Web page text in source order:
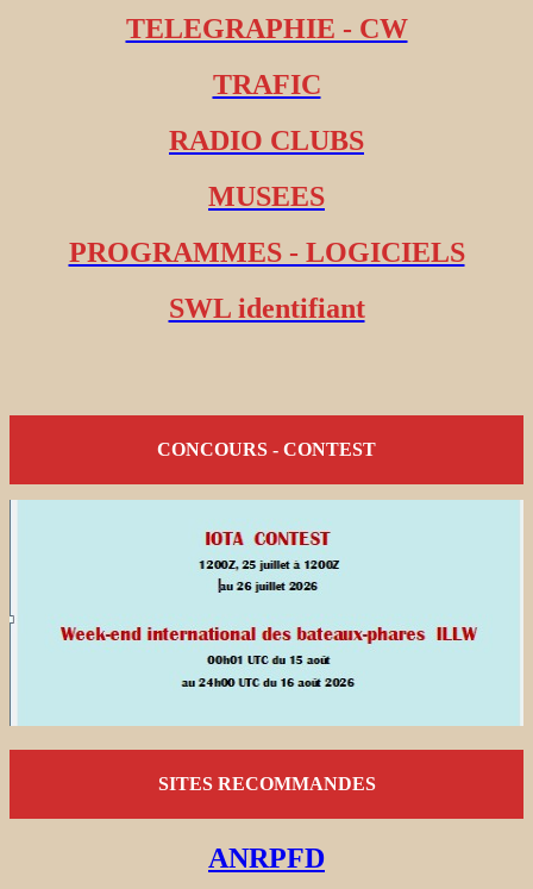
TELEGRAPHIE - CW
TRAFIC
RADIO CLUBS
MUSEES
PROGRAMMES - LOGICIELS
SWL identifiant
CONCOURS - CONTEST
SITES RECOMMANDES
ANRPFD